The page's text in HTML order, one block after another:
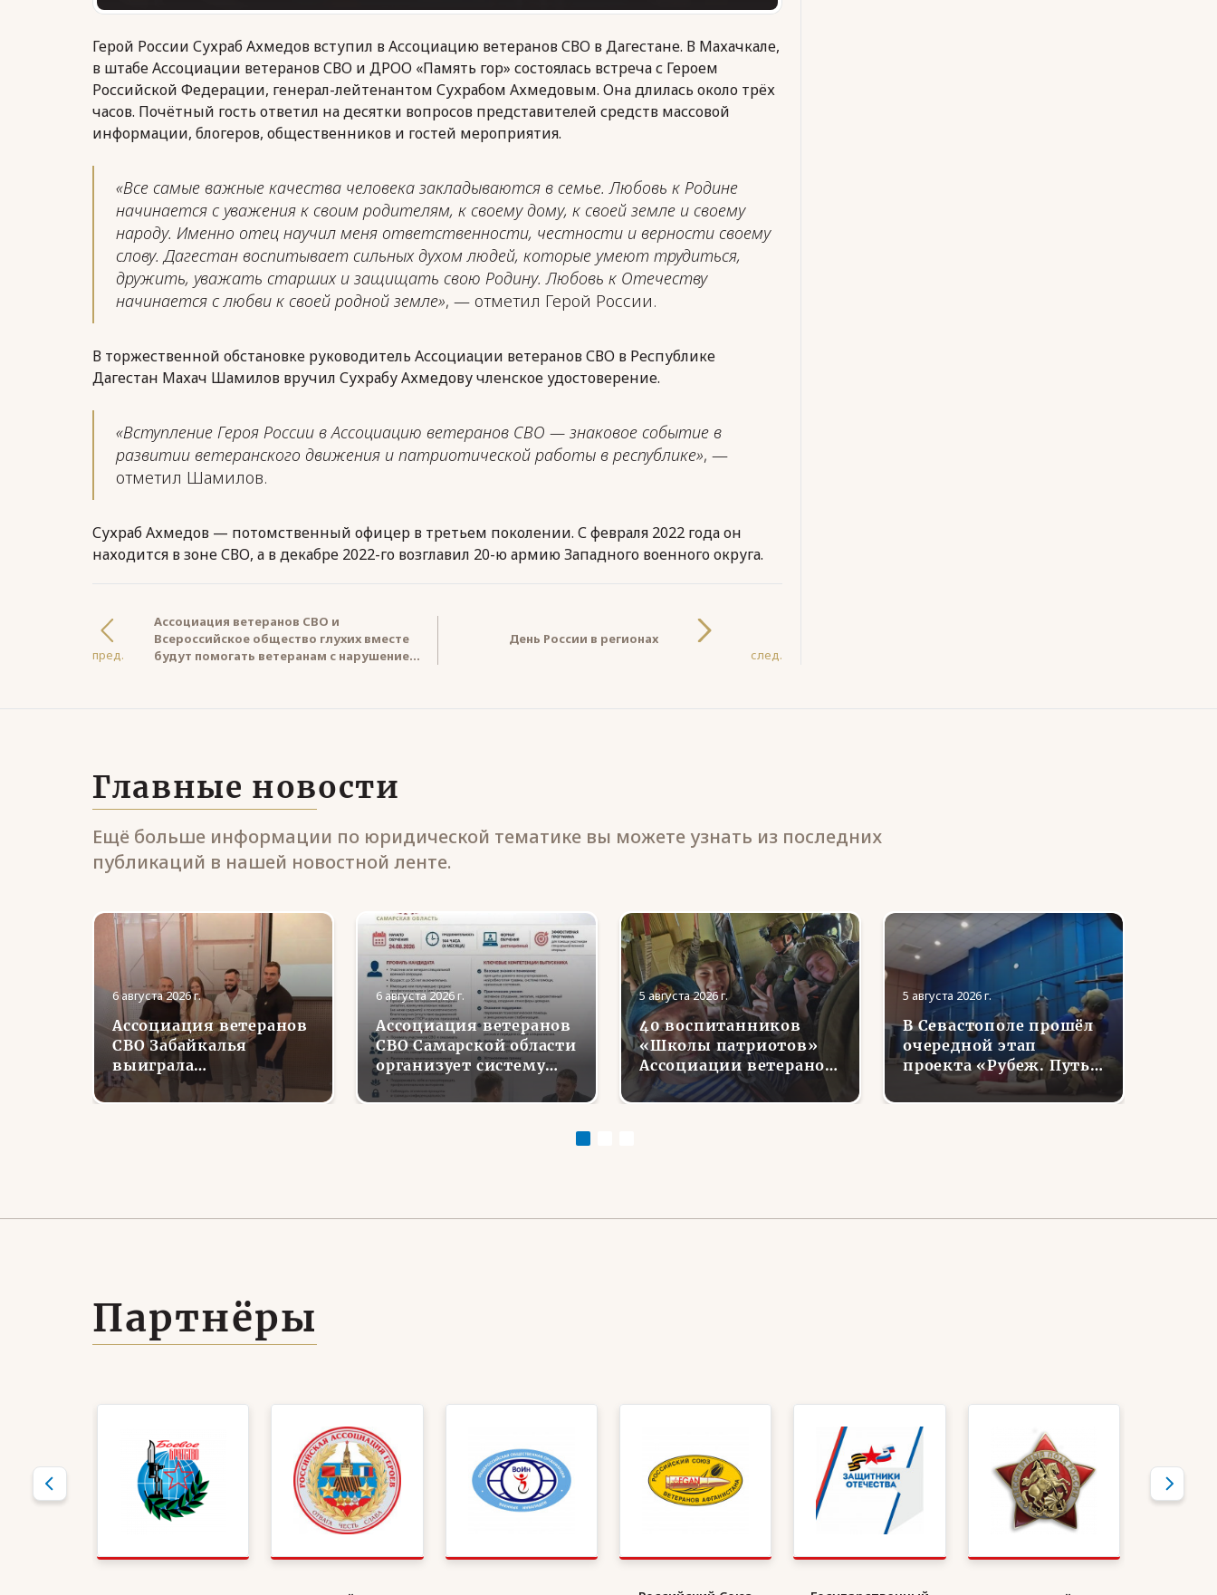
Герой России Сухраб Ахмедов вступил в Ассоциацию ветеранов СВО в Дагестане. В Махачкале,
в штабе Ассоциации ветеранов СВО и ДРОО «Память гор» состоялась встреча с Героем
Российской Федерации, генерал-лейтенантом Сухрабом Ахмедовым. Она длилась около трёх
часов. Почётный гость ответил на десятки вопросов представителей средств массовой
информации, блогеров, общественников и гостей мероприятия.
«Все самые важные качества человека закладываются в семье. Любовь к Родине
начинается с уважения к своим родителям, к своему дому, к своей земле и своему
народу. Именно отец научил меня ответственности, честности и верности своему
слову. Дагестан воспитывает сильных духом людей, которые умеют трудиться,
дружить, уважать старших и защищать свою Родину. Любовь к Отечеству
начинается с любви к своей родной земле», — отметил Герой России.
В торжественной обстановке руководитель Ассоциации ветеранов СВО в Республике
Дагестан Махач Шамилов вручил Сухрабу Ахмедову членское удостоверение.
«Вступление Героя России в Ассоциацию ветеранов СВО — знаковое событие в
развитии ветеранского движения и патриотической работы в республике», —
отметил Шамилов.
Сухраб Ахмедов — потомственный офицер в третьем поколении. С февраля 2022 года он
находится в зоне СВО, а в декабре 2022-го возглавил 20-ю армию Западного военного округа.
пред.
Ассоциация ветеранов СВО и
Всероссийское общество глухих вместе
будут помогать ветеранам с нарушением
День России в регионах
след.
Главные новости
Ещё больше информации по юридической тематике вы можете узнать из последних
публикаций в нашей новостной ленте.
6 августа 2026 г.
Ассоциация ветеранов
СВО Забайкалья
выиграла
губернаторский грант
на проект «Урок
6 августа 2026 г.
Ассоциация ветеранов
СВО Самарской области
организует систему
персонального
кураторства для
5 августа 2026 г.
40 воспитанников
«Школы патриотов»
Ассоциации ветеранов
СВО в Липецкой
области совершили
5 августа 2026 г.
В Севастополе прошёл
очередной этап
проекта «Рубеж. Путь
воина»
Партнёры